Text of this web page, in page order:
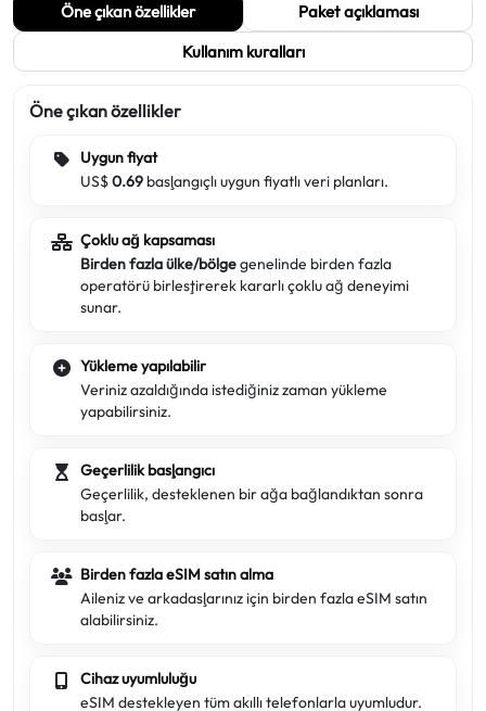
Öne çıkan özellikler
Paket açıklaması
Kullanım kuralları
Öne çıkan özellikler
Uygun fiyat
US$0.69 başlangıçlı uygun fiyatlı veri planları.
Çoklu ağ kapsaması
Birden fazla ülke/bölgegenelinde birden fazla
operatörü birleştirerek kararlı çoklu ağ deneyimi
sunar.
Yükleme yapılabilir
Veriniz azaldığında istediğiniz zaman yükleme
yapabilirsiniz.
Geçerlilik başlangıcı
Geçerlilik, desteklenen bir ağa bağlandıktan sonra
başlar.
Birden fazla eSIM satın alma
Aileniz ve arkadaşlarınız için birden fazla eSIM satın
alabilirsiniz.
Cihaz uyumluluğu
eSIM destekleyen tüm akıllı telefonlarla uyumludur.